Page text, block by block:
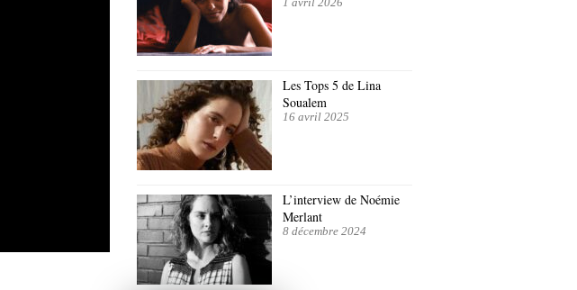
Les Tops 5 de Lina
Soualem
16 avril 2025
L’interview de Noémie
Merlant
8 décembre 2024